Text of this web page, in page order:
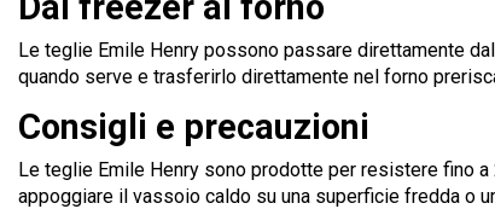
Le teglie Emile Henry possono passare direttamente
quando serve e trasferirlo direttamente nel forno
Consigli e precauzioni
Le teglie Emile Henry sono prodotte per resistere fino
appoggiare il vassoio caldo su una superficie fredda o